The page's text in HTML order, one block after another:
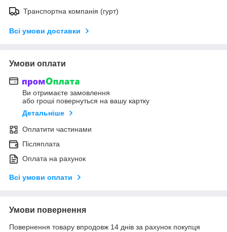
Транспортна компанія (гурт)
Всі умови доставки
Умови оплати
Ви отримаєте замовлення
або гроші повернуться на вашу картку
Детальніше
Оплатити частинами
Післяплата
Оплата на рахунок
Всі умови оплати
Умови повернення
Повернення товару впродовж 14 днів за рахунок покупця